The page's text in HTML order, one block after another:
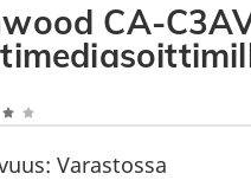
CA-
Varastossa